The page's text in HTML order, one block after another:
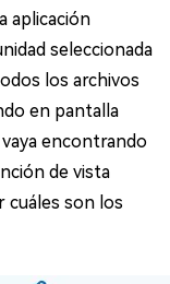
aplicación
seleccionada
los archivos
en pantalla
encontrando
de vista
cuáles son los